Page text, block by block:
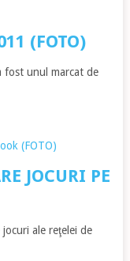
(FOTO)
fost unul marcat de
JOCURI PE
ale reţelei de